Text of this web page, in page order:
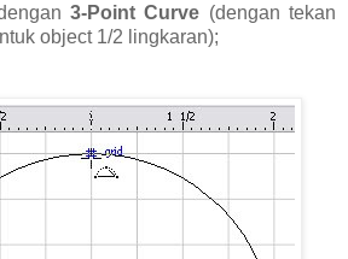
3-Point Curve (dengan tekan
object 1/2 lingkaran);